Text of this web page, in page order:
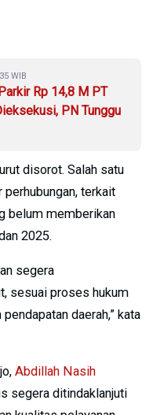
WIB
Rp 14,8 M PT
PN Tunggu
disorot. Salah satu
terkait
belum memberikan
2025.
segera
sesuai proses hukum
daerah,” kata
Abdillah Nasih
segera ditindaklanjuti